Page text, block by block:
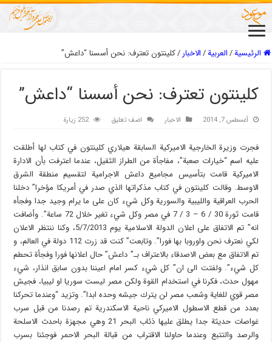
الرئيسية/العربیة/الاخبار/كلينتون تعترف: نحن أسسنا “داعش”
كلينتون تعترف: نحن أسسنا “داعش”
أغسطس 7, 2014 الاخبار اضف تعليق 252 زيارة
فجرت وزيرة الخارجية الاميركية السابقة هيلاري كلينتون في كتاب لها أطلقت
عليه اسم “خيارات صعبة”، مفاجأة من الطراز الثقيل، عندما اعترفت بأن الادارة
الاميركية قامت بتأسيس مجاميع داعش الاجرامية لتقسيم منطقة الشرق
الاوسط. وقالت كلينتون في کتاب مذکراتها الذي صدر في أمريکا مؤخرا” دخلنا
الحرب العراقية والليبية والسورية وکل شيء کان على ما يرام وجيد جدا وفجأه
قامت ثورة 30 / 6 – 3 / 7 في مصر وکل شيء تغير خلال 72 ساعة”. وأضافت
انه” تم الاتفاق على اعلان الدولة الاسلامية يوم 5/7/2013، وکنا ننتظر الاعلان
لکي نعترف نحن واوروبا بها فورا”. وتابعت” کنت قد زرت 112 دولة في العالم، و
تم الاتفاق مع بعض الاصدقاء بالاعتراف بـ” داعش” حال اعلانها فورا وفجأة تحطم
کل شيء”. ولفتت الى ان” کل شيء کسر امام اعيننا بدون سابق انذار، شيء
مهول حدث، فکرنا في استخدام القوة ولکن مصر ليست سوريا او ليبيا، فجيش
مصر قوي للغاية وشعب مصر لن يترك جيشه وحده ابدا”. وتزيد “وعندما تحرکنا
بعدد من قطع الاسطول الاميرکي ناحية الاسکندرية تم رصدنا من قبل سرب
غواصات حديثة جدا يطلق عليها ذئاب البحر 21 وهي مجهزة باحدث الاسلحة
والرصد والتتبع وعندما حاولنا الاقتراب من قبالة البحر الاحمر فوجئنا بسرب